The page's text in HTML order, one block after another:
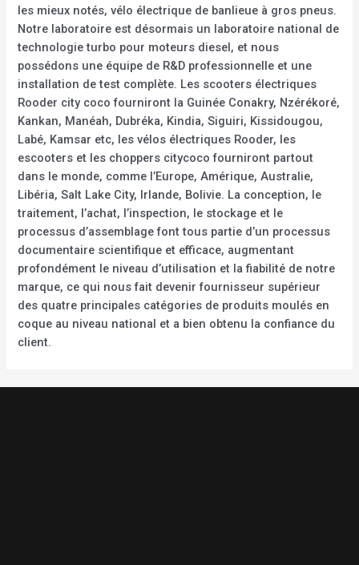
les mieux notés, vélo électrique de banlieue à gros pneus.
Notre laboratoire est désormais un laboratoire national de
technologie turbo pour moteurs diesel, et nous
possédons une équipe de R&D professionnelle et une
installation de test complète. Les scooters électriques
Rooder city coco fourniront la Guinée Conakry, Nzérékoré,
Kankan, Manéah, Dubréka, Kindia, Siguiri, Kissidougou,
Labé, Kamsar etc, les vélos électriques Rooder, les
escooters et les choppers citycoco fourniront partout
dans le monde, comme l’Europe, Amérique, Australie,
Libéria, Salt Lake City, Irlande, Bolivie. La conception, le
traitement, l’achat, l’inspection, le stockage et le
processus d’assemblage font tous partie d’un processus
documentaire scientifique et efficace, augmentant
profondément le niveau d’utilisation et la fiabilité de notre
marque, ce qui nous fait devenir fournisseur supérieur
des quatre principales catégories de produits moulés en
coque au niveau national et a bien obtenu la confiance du
client.